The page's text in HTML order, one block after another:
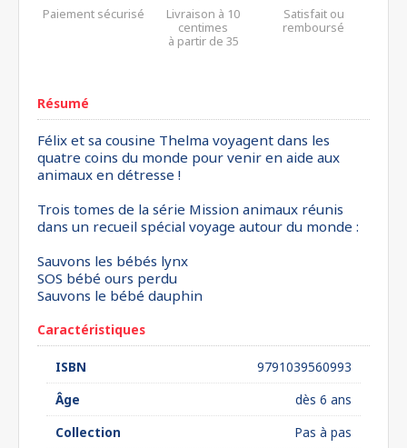
Paiement sécurisé
Livraison à 10
centimes
à partir de 35
Satisfait ou
remboursé
Résumé
Félix et sa cousine Thelma voyagent dans les
quatre coins du monde pour venir en aide aux
animaux en détresse !
Trois tomes de la série Mission animaux réunis
dans un recueil spécial voyage autour du monde :
Sauvons les bébés lynx
SOS bébé ours perdu
Sauvons le bébé dauphin
Caractéristiques
ISBN
9791039560993
Âge
dès 6 ans
Collection
Pas à pas